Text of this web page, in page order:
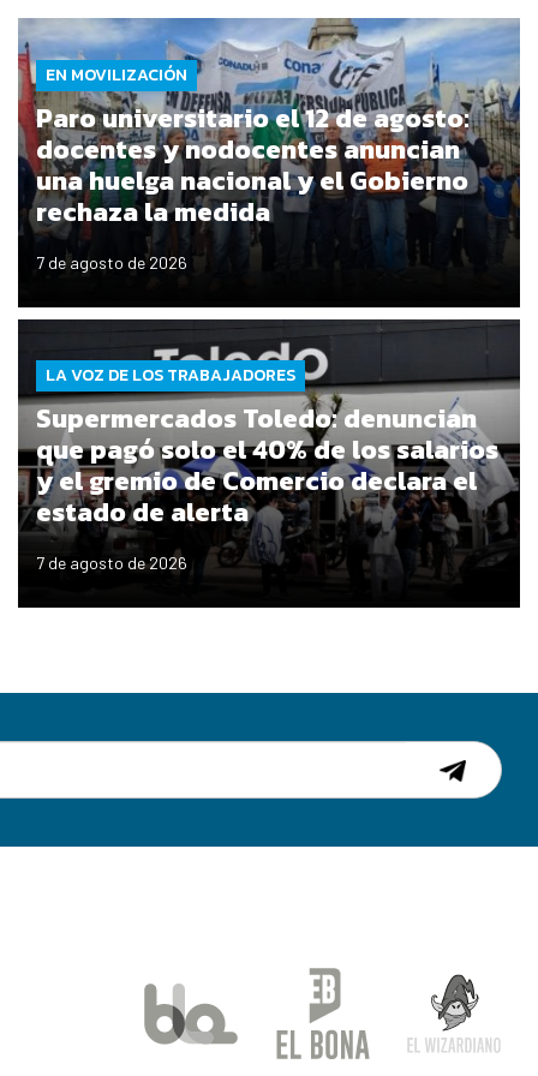
EN MOVILIZACIÓN
Paro universitario el 12 de agosto:
docentes y nodocentes anuncian
una huelga nacional y el Gobierno
rechaza la medida
7 de agosto de 2026
LA VOZ DE LOS TRABAJADORES
Supermercados Toledo: denuncian
que pagó solo el 40% de los salarios
y el gremio de Comercio declara el
estado de alerta
7 de agosto de 2026